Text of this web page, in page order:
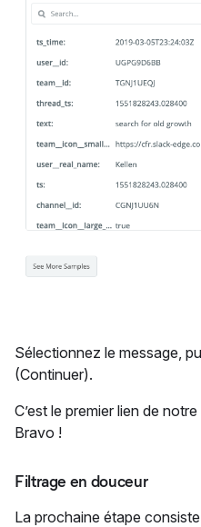
Sélectionnez le message,
(Continuer).
C’est le premier lien de
Bravo !
Filtrage en douceur
La prochaine étape